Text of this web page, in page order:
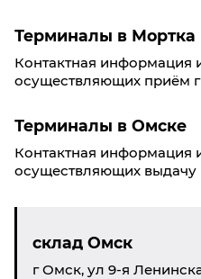
Терминалы в Мортка
Контактная информация
осуществляющих приём
Терминалы в Омске
Контактная информация
осуществляющих выдачу
склад Омск
г Омск, ул 9-я